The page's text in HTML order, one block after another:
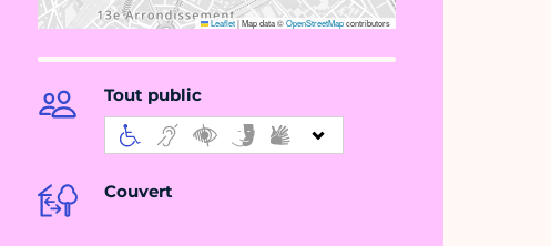
Leaflet|Map data ©OpenStreetMapcontributors
Tout public
Couvert